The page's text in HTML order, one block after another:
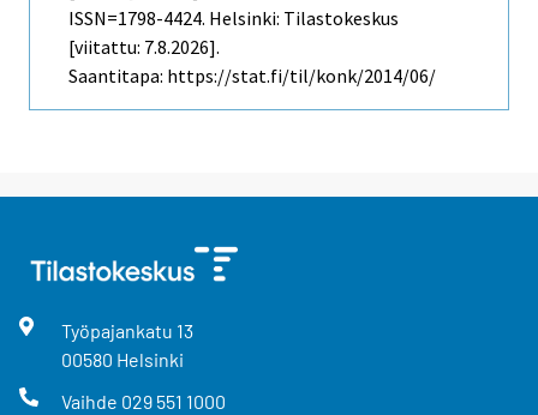
ISSN=1798-4424. Helsinki: Tilastokeskus
[viitattu: 7.8.2026].
Saantitapa: https://stat.fi/til/konk/2014/06/
Työpajankatu 13
00580 Helsinki
Vaihde 029 551 1000